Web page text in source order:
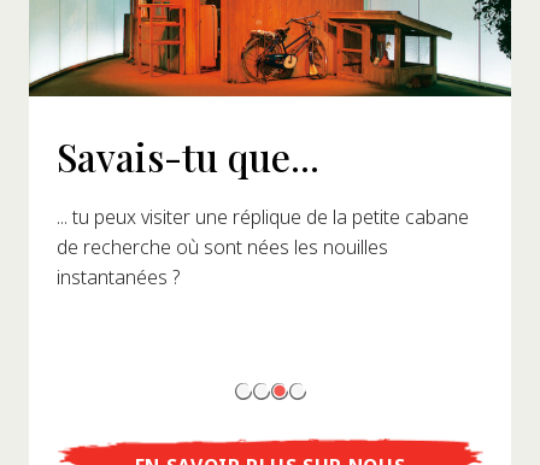
Savais-tu que...
... tu peux visiter une réplique de la petite cabane
de recherche où sont nées les nouilles
instantanées ?